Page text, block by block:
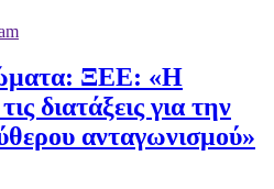
ΞΕΕ: «Η
διατάξεις για την
ανταγωνισμού»